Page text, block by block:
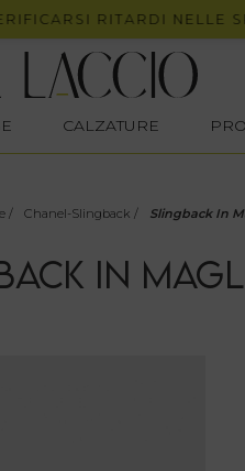
RITARDI NELLE
CALZATURE
/ Chanel-Slingback / Slingback In
IN